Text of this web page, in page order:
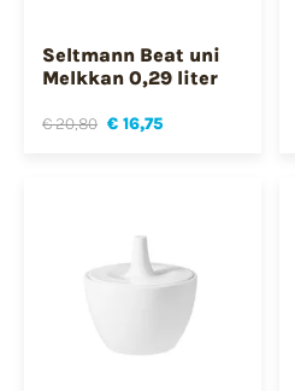
Seltmann Beat uni
Melkkan 0,29 liter
€ 20,80 € 16,75